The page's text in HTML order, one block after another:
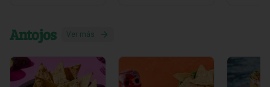
Antojos Ver más